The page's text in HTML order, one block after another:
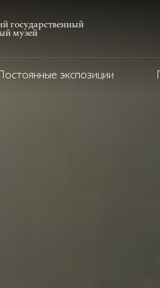
государственный
музей
Постоянные экспозиции